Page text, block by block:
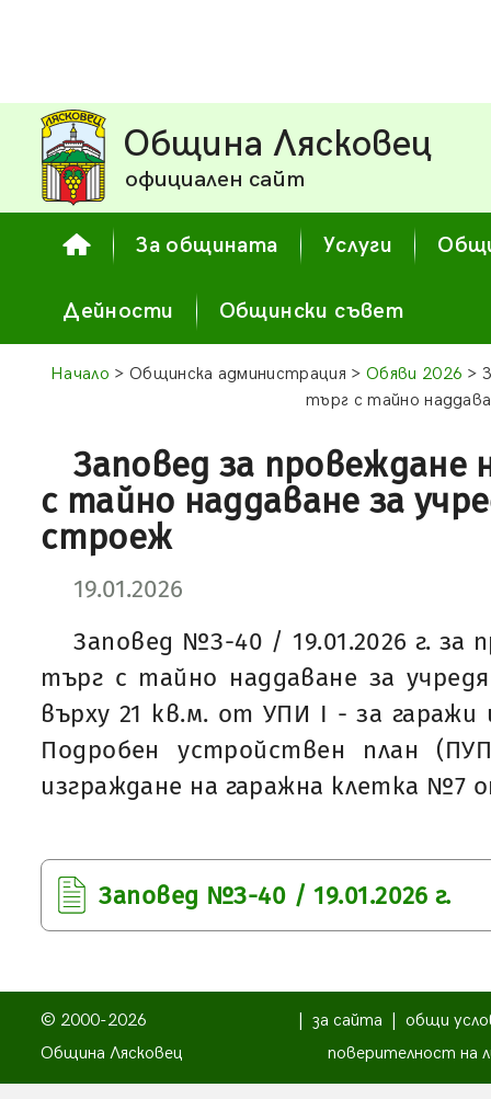
Община Лясковец
официален сайт
За общината Услуги
Дейности Общински съвет
Начало > Общинска администрация > Обяви 2026 >
търг с тайно
Заповед за провеждане
с тайно наддаване за
строеж
19.01.2026
Заповед №З-40 / 19.01.2026 г. за
търг с тайно наддаване за
върху 21 кв.м. от УПИ І - за гаражи
Подробен устройствен план
изграждане на гаражна клетка №7
Заповед №З-40 / 19.01.2026 г.
© 2000-2026
Община Лясковец
за сайта
общи
поверителност на